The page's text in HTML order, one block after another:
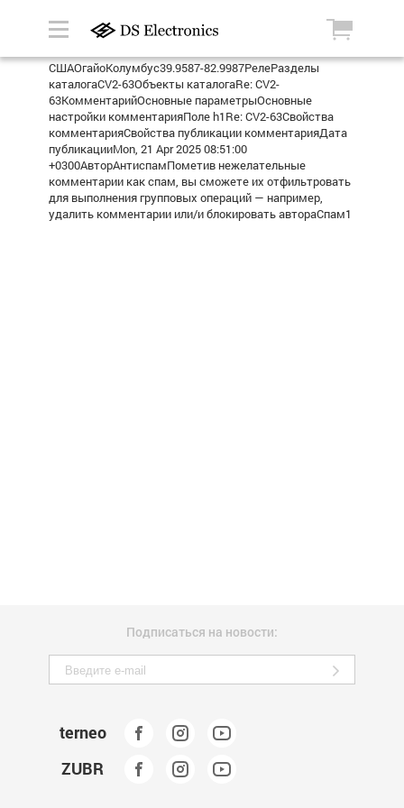
СШАОгайоКолумбус39.9587-82.9987РелеРазделы
каталогаCV2-63Объекты каталогаRe: CV2-
63КомментарийОсновные параметрыОсновные
настройки комментарияПоле h1Re: CV2-63Свойства
комментарияСвойства публикации комментарияДата
публикацииMon, 21 Apr 2025 08:51:00
+0300АвторАнтиспамПометив нежелательные
комментарии как спам, вы сможете их отфильтровать
для выполнения групповых операций — например,
удалить комментарии или/и блокировать автораСпам1
Подписаться на новости:
terneo
ZUBR